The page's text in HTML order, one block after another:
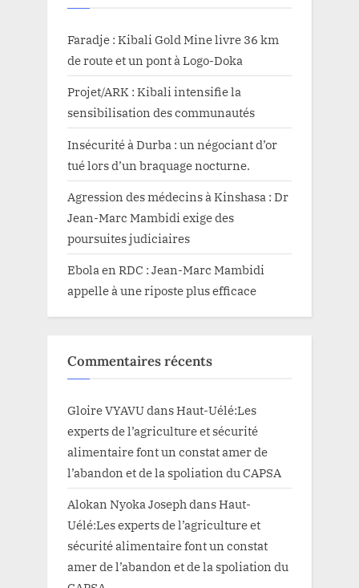
Faradje : Kibali Gold Mine livre 36 km
de route et un pont à Logo-Doka
Projet/ARK : Kibali intensifie la
sensibilisation des communautés
Insécurité à Durba : un négociant d’or
tué lors d’un braquage nocturne.
Agression des médecins à Kinshasa : Dr
Jean-Marc Mambidi exige des
poursuites judiciaires
Ebola en RDC : Jean-Marc Mambidi
appelle à une riposte plus efficace
Commentaires récents
Gloire VYAVUdansHaut-Uélé:Les
experts de l’agriculture et sécurité
alimentaire font un constat amer de
l’abandon et de la spoliation du CAPSA
Alokan Nyoka JosephdansHaut-
Uélé:Les experts de l’agriculture et
sécurité alimentaire font un constat
amer de l’abandon et de la spoliation du